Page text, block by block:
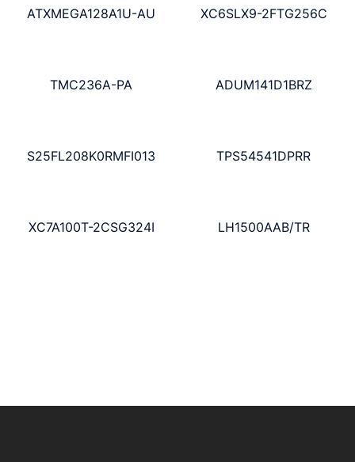
ATXMEGA128A1U-AU XC6SLX9-2FTG256C
TMC236A-PA ADUM141D1BRZ
S25FL208K0RMFI013 TPS54541DPRR
XC7A100T-2CSG324I LH1500AAB/TR